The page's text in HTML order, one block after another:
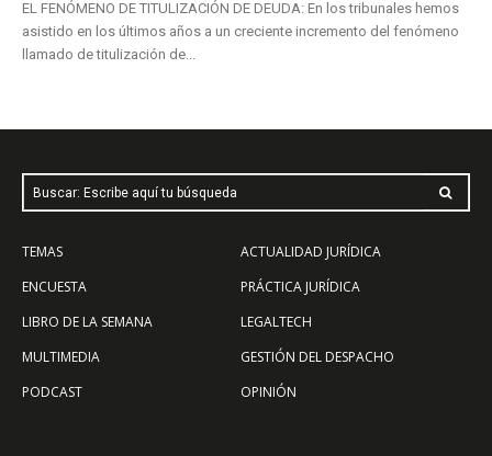
EL FENÓMENO DE TITULIZACIÓN DE DEUDA: En los tribunales hemos
asistido en los últimos años a un creciente incremento del fenómeno
llamado de titulización de...
Buscar: Escribe aquí tu búsqueda
TEMAS
ENCUESTA
LIBRO DE LA SEMANA
MULTIMEDIA
PODCAST
ACTUALIDAD JURÍDICA
PRÁCTICA JURÍDICA
LEGALTECH
GESTIÓN DEL DESPACHO
OPINIÓN